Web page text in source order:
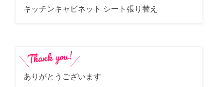
キッチンキャビネット シート張り替え
ありがとうございます